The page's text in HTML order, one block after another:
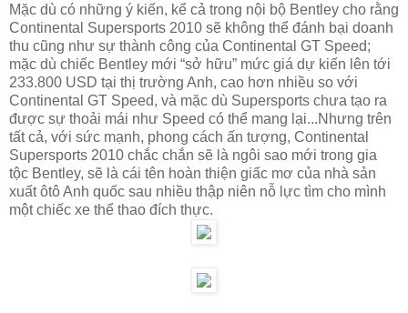
Mặc dù có những ý kiến, kể cả trong nội bộ Bentley cho rằng
Continental Supersports 2010 sẽ không thể đánh bại doanh
thu cũng như sự thành công của Continental GT Speed;
mặc dù chiếc Bentley mới “sở hữu” mức giá dự kiến lên tới
233.800 USD tại thị trường Anh, cao hơn nhiều so với
Continental GT Speed, và mặc dù Supersports chưa tạo ra
được sự thoải mái như Speed có thể mang lại...Nhưng trên
tất cả, với sức mạnh, phong cách ấn tượng, Continental
Supersports 2010 chắc chắn sẽ là ngôi sao mới trong gia
tộc Bentley, sẽ là cái tên hoàn thiện giấc mơ của nhà sản
xuất ôtô Anh quốc sau nhiều thập niên nỗ lực tìm cho mình
một chiếc xe thể thao đích thực.